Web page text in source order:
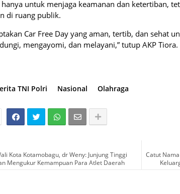
untuk menjaga keamanan dan ketertiban,
di ruang publik.
Car Free Day yang aman, tertib, dan sehat
mengayomi, dan melayani,” tutup AKP Tiora.
TNI Polri Nasional Olahraga
Catut
Kota Kotamobagu, dr Weny: Junjung Tinggi
Mengukur Kemampuan Para Atlet Daerah